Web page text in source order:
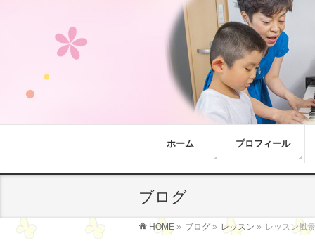
ホーム プロフィール
ブログ
HOME » ブログ » レッスン » レッスン風